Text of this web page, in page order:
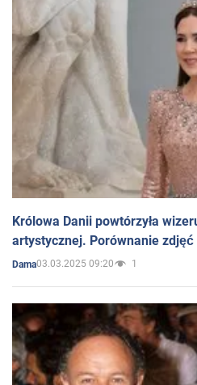
Królowa Danii powtórzyła
artystycznej. Porównanie zdjęć
Dama03.03.2025 09:20 1